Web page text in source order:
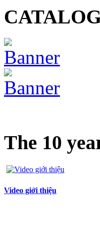
The 10
Video giới thiệu